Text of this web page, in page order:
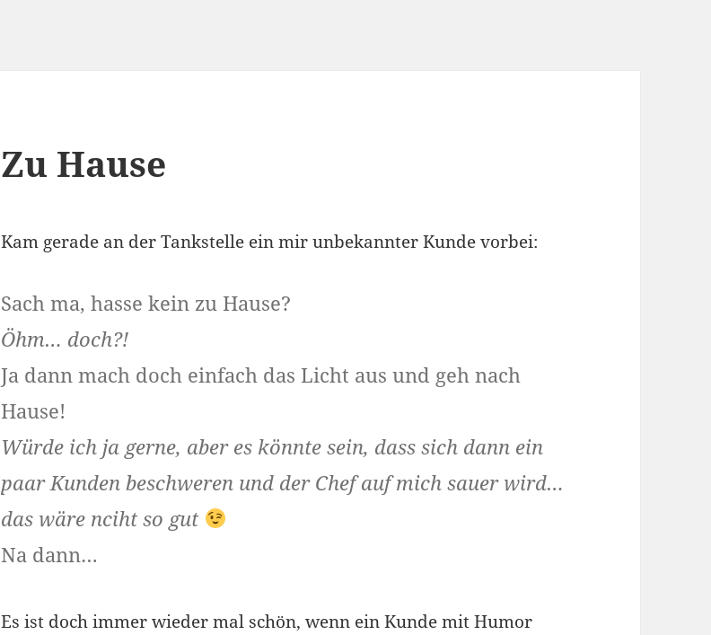
Zu Hause
Kam gerade an der Tankstelle ein mir unbekannter Kunde vorbei:
Sach ma, hasse kein zu Hause?
Öhm… doch?!
Ja dann mach doch einfach das Licht aus und geh nach
Hause!
Würde ich ja gerne, aber es könnte sein, dass sich dann ein
paar Kunden beschweren und der Chef auf mich sauer wird…
das wäre nciht so gut
Na dann…
Es ist doch immer wieder mal schön, wenn ein Kunde mit Humor